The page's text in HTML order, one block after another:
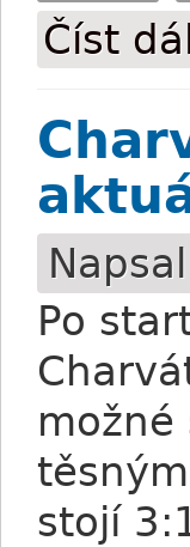
Číst dál
Po
možné
stojí